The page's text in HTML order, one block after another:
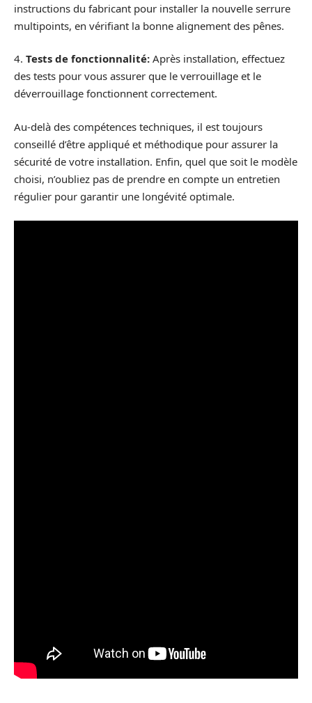
instructions du fabricant pour installer la nouvelle serrure
multipoints, en vérifiant la bonne alignement des pênes.
4. Tests de fonctionnalité: Après installation, effectuez
des tests pour vous assurer que le verrouillage et le
déverrouillage fonctionnent correctement.
Au-delà des compétences techniques, il est toujours
conseillé d’être appliqué et méthodique pour assurer la
sécurité de votre installation. Enfin, quel que soit le modèle
choisi, n’oubliez pas de prendre en compte un entretien
régulier pour garantir une longévité optimale.